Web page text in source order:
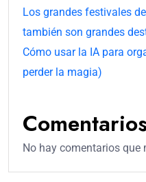
Los grandes festivales
también son grandes
Cómo usar la IA para
perder la magia)
No hay comentarios que